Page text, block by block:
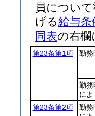
員につい
げる給与条
同表の右欄
第23条第1項 勤務
勤務
に
第23条第2項
勤務